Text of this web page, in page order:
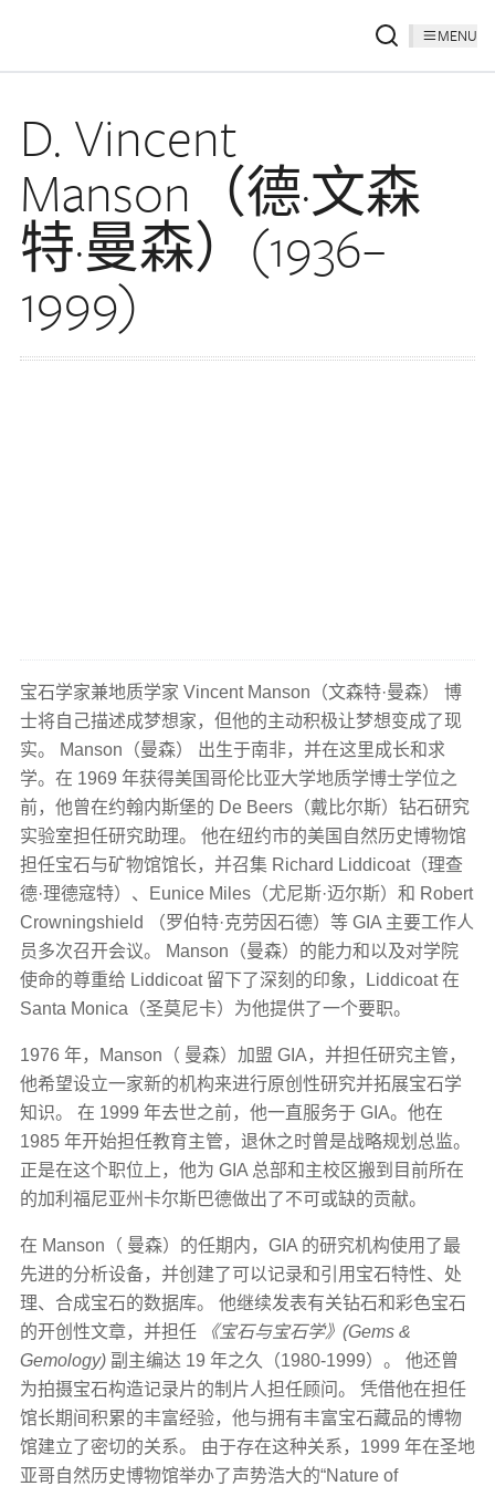
MENU
D. Vincent
Manson（德·文森
特·曼森）(1936–
1999)
宝石学家兼地质学家 Vincent Manson（文森特·曼森） 博
士将自己描述成梦想家，但他的主动积极让梦想变成了现
实。 Manson（曼森） 出生于南非，并在这里成长和求
学。在 1969 年获得美国哥伦比亚大学地质学博士学位之
前，他曾在约翰内斯堡的 De Beers（戴比尔斯）钻石研究
实验室担任研究助理。 他在纽约市的美国自然历史博物馆
担任宝石与矿物馆馆长，并召集 Richard Liddicoat（理查
德·理德寇特）、Eunice Miles（尤尼斯·迈尔斯）和 Robert
Crowningshield （罗伯特·克劳因石德）等 GIA 主要工作人
员多次召开会议。 Manson（曼森）的能力和以及对学院
使命的尊重给 Liddicoat 留下了深刻的印象，Liddicoat 在
Santa Monica（圣莫尼卡）为他提供了一个要职。
1976 年，Manson（ 曼森）加盟 GIA，并担任研究主管，
他希望设立一家新的机构来进行原创性研究并拓展宝石学
知识。 在 1999 年去世之前，他一直服务于 GIA。他在
1985 年开始担任教育主管，退休之时曾是战略规划总监。
正是在这个职位上，他为 GIA 总部和主校区搬到目前所在
的加利福尼亚州卡尔斯巴德做出了不可或缺的贡献。
在 Manson（ 曼森）的任期内，GIA 的研究机构使用了最
先进的分析设备，并创建了可以记录和引用宝石特性、处
理、合成宝石的数据库。 他继续发表有关钻石和彩色宝石
的开创性文章，并担任
《宝石与宝石学》(Gems &
Gemology) 副主编达 19 年之久（1980-1999）。 他还曾
为拍摄宝石构造记录片的制片人担任顾问。 凭借他在担任
馆长期间积累的丰富经验，他与拥有丰富宝石藏品的博物
馆建立了密切的关系。 由于存在这种关系，1999 年在圣地
亚哥自然历史博物馆举办了声势浩大的“Nature of